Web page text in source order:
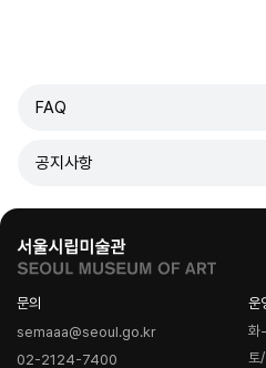
FAQ
공지사항
문의
semaaa@seoul.go.kr
02-2124-7400
운
화
토